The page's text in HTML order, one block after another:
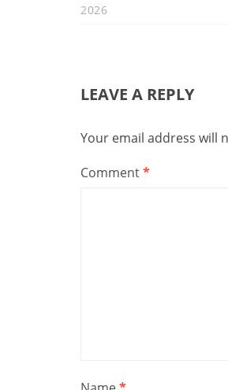
2026
LEAVE A REPLY
Your email address will
Comment*